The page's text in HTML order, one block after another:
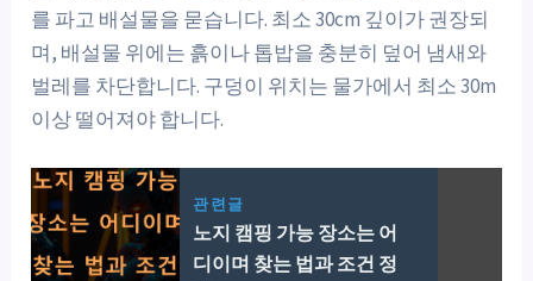
를 파고 배설물을 묻습니다. 최소 30cm 깊이가 권장되
며, 배설물 위에는 흙이나 톱밥을 충분히 덮어 냄새와
벌레를 차단합니다. 구덩이 위치는 물가에서 최소 30m
이상 떨어져야 합니다.
관련글
노지 캠핑 가능 장소는 어
디이며 찾는 법과 조건 정